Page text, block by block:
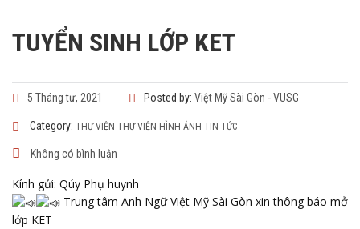
TUYỂN SINH LỚP KET
5 Tháng tư, 2021 Posted by: Việt Mỹ Sài Gòn - VUSG
Category: THƯ VIỆN THƯ VIỆN HÌNH ẢNH TIN TỨC
Không có bình luận
Kính gửi: Qúy Phụ huynh
Trung tâm Anh Ngữ Việt Mỹ Sài Gòn xin thông báo mở
lớp KET